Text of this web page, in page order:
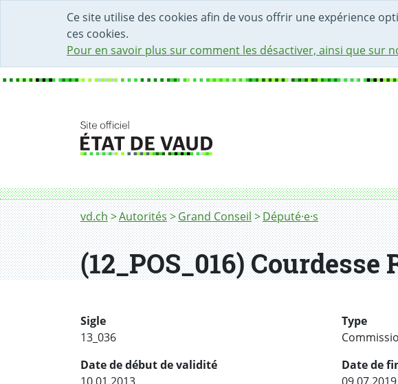
Ce site utilise des cookies afin de vous offrir une expérience
ces cookies.
Pour en savoir plus sur comment les désactiver, ainsi que sur
DÉBUT DU CONTENU DE LA PAGE
ACCÈS AU CHAMP DE RECHERCHE
PAGE D'ACCUEIL
FORMULAIRE DE CONTACT
Fil d'Ariane
vd.ch Autorités Grand Conseil Député·e·s
(12_POS_016) Courdesse
Sigle
13_036
Type
Date de début de validité
Date de